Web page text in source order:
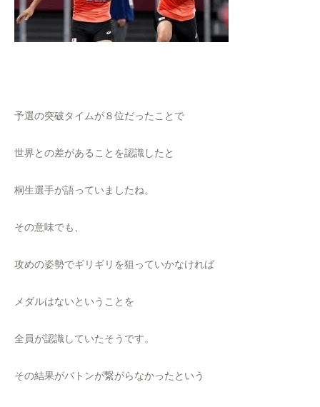
予選の突破タイムが８位だったことで
世界との差があることを認識したと
桐生選手が語っていましたね。
その意味でも、
攻めの姿勢でギリギリを狙っていかなければ
メダルはないということを
全員が認識していたそうです。
その結果がバトンが繋がらなかったという